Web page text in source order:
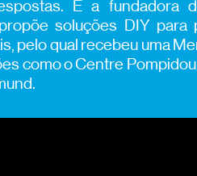
É a fundadora
soluções DIY para
pelo qual recebeu uma
como o Centre